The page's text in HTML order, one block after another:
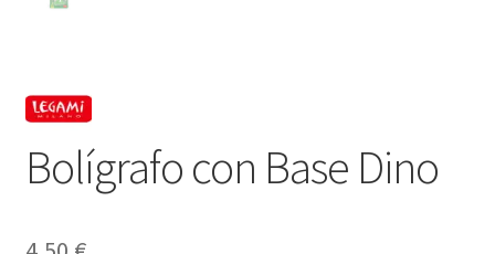
Bolígrafo con Base Dino